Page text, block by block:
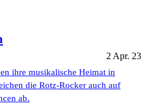
2 Apr. 23
ihre musikalische Heimat in
die Rotz-Rocker auch auf
ab.